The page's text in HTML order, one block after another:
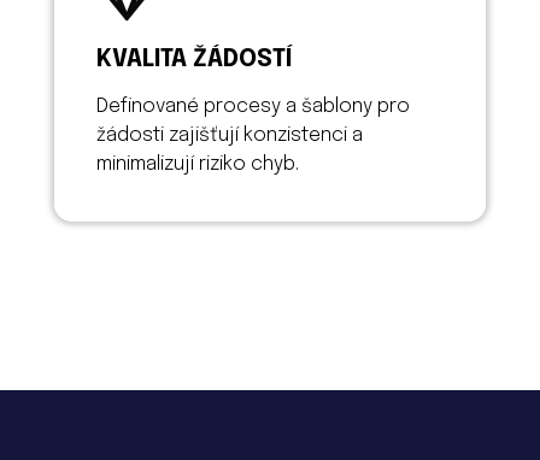
KVALITA ŽÁDOSTÍ
Definované procesy a šablony pro
žádosti zajišťují konzistenci a
minimalizují riziko chyb.